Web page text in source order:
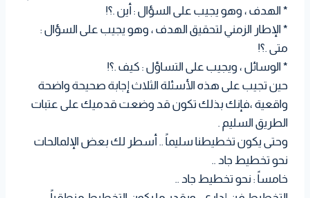
* الهدف ، وهو يجيب على السؤال : أين .؟!
* الإطار الزمني لتحقيق الهدف ، وهو يجيب على السؤال :
متى .؟!
* الوسائل ، ويجيب على التساؤل : كيف .؟!
حين تجيب على هذه الأسئلة الثلاث إجابة صحيحة واضحة
واقعية ،فإنك بذلك تكون قد وضعت قدميك على عتبات
الطريق السليم .
وحتى يكون تخطيطنا سليماً .. أسطر لك بعض الإلمالحات
نحو تخطيط جاد ..
خامساً : نحو تخطيط جاد ..